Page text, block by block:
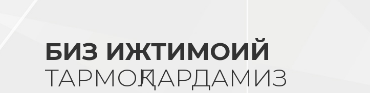
БИЗ ИЖТИМОИЙ
ТАРМОҚЛАРДАМИЗ